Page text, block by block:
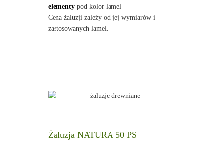
elementypod kolor lamel
Cena żaluzji zależy od jej wymiarów i
zastosowanych lamel.
Żaluzja NATURA 50 PS